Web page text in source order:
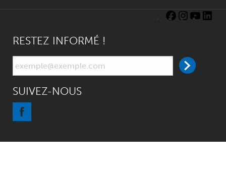
RESTEZ INFORMÉ !
SUIVEZ-NOUS